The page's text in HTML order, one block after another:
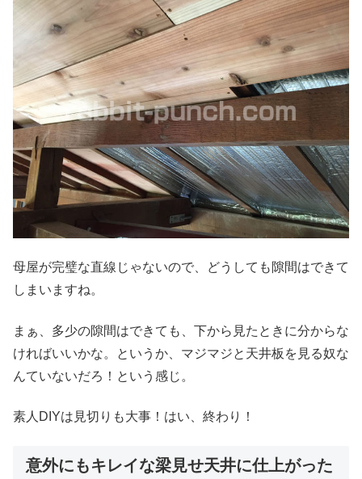
母屋が完璧な直線じゃないので、どうしても隙間はできて
しまいますね。
まぁ、多少の隙間はできても、下から見たときに分からな
ければいいかな。というか、マジマジと天井板を見る奴な
んていないだろ！という感じ。
素人DIYは見切りも大事！はい、終わり！
意外にもキレイな梁見せ天井に仕上がった